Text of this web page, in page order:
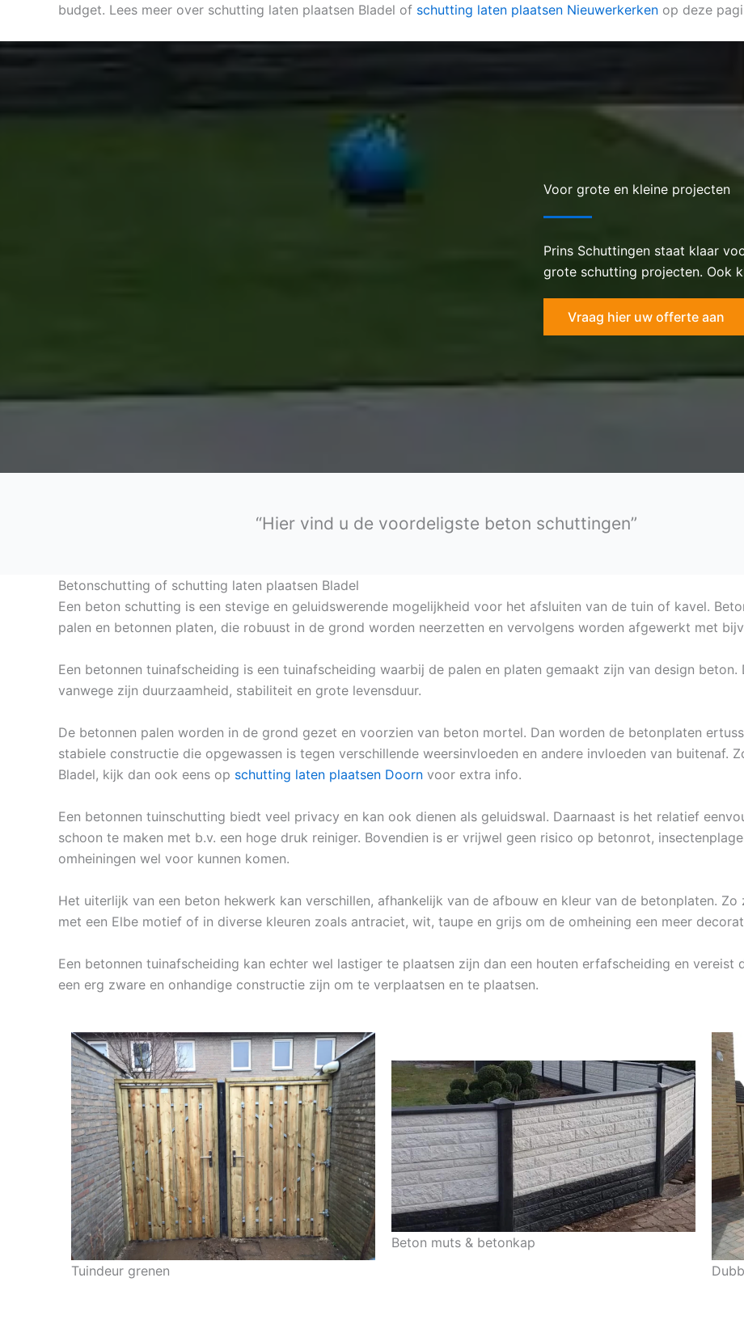
budget. Lees meer over schutting laten plaatsen Bladel of schutting laten plaatsen Nieuwerkerken op deze
Voor grote en kleine projecten
Prins Schuttingen staat klaar
grote schutting projecten. Ook
Vraag hier uw offerte aan
“Hier vind u de voordeligste beton schuttingen”
Betonschutting of schutting laten plaatsen Bladel
Een beton schutting is een stevige en geluidswerende mogelijkheid voor het afsluiten van de tuin of kavel.
palen en betonnen platen, die robuust in de grond worden neerzetten en vervolgens worden afgewerkt met
Een betonnen tuinafscheiding is een tuinafscheiding waarbij de palen en platen gemaakt zijn van design
vanwege zijn duurzaamheid, stabiliteit en grote levensduur.
De betonnen palen worden in de grond gezet en voorzien van beton mortel. Dan worden de betonplaten
stabiele constructie die opgewassen is tegen verschillende weersinvloeden en andere invloeden van buitenaf.
Bladel, kijk dan ook eens op schutting laten plaatsen Doorn voor extra info.
Een betonnen tuinschutting biedt veel privacy en kan ook dienen als geluidswal. Daarnaast is het relatief
schoon te maken met b.v. een hoge druk reiniger. Bovendien is er vrijwel geen risico op betonrot,
omheiningen wel voor kunnen komen.
Het uiterlijk van een beton hekwerk kan verschillen, afhankelijk van de afbouw en kleur van de betonplaten.
met een Elbe motief of in diverse kleuren zoals antraciet, wit, taupe en grijs om de omheining een meer
Een betonnen tuinafscheiding kan echter wel lastiger te plaatsen zijn dan een houten erfafscheiding en vereist
een erg zware en onhandige constructie zijn om te verplaatsen en te plaatsen.
Tuindeur grenen
Beton muts & betonkap